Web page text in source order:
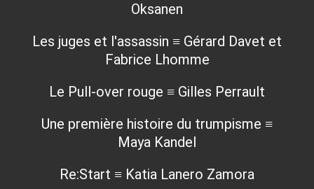
Oksanen
Les juges et l'assassin ≡ Gérard Davet et
Fabrice Lhomme
Le Pull-over rouge ≡ Gilles Perrault
Une première histoire du trumpisme ≡
Maya Kandel
Re:Start ≡ Katia Lanero Zamora